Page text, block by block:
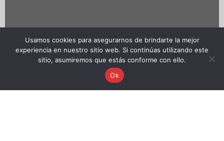
Usamos cookies para asegurarnos de brindarte la mejor
experiencia en nuestro sitio web. Si continúas utilizando este
sitio, asumiremos que estás conforme con ello.
Ok